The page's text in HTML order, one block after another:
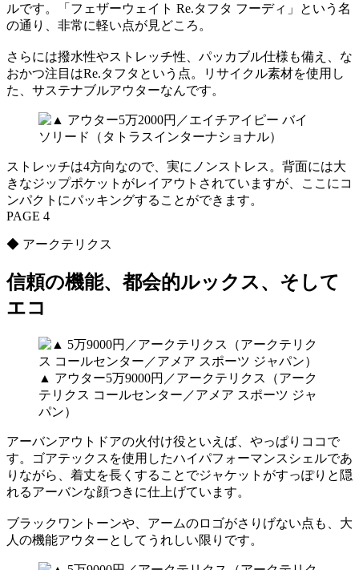
ルです。「フェザーウェイト Re.タフタ フーディ」という名
の通り、非常に軽い点が見どころ。
さらには撥水性やストレッチ性、パッカブル仕様も備え、な
おかつ注目はRe.タフタという点。リサイクル素材を使用し
た、サステナブルアウターなんです。
ストレッチは4方向なので、実にノンストレス。背面には大
きなジップポケットがレイアウトされていますが、ここにコ
ンパクトにパッキングすることができます。
PAGE 4
◆ アークテリクス
信頼の機能、都会的ルックス、そして
エコ
▲ アウター5万9000円／アークテリクス（アーク
テリクス コールセンター／アメア スポーツ ジャ
パン）
アーバンアウトドアの火付け役といえば、やっぱりココで
す。ゴアテックスを使用したハイパフォーマンスシェルであ
りながら、着丈を長くすることでジャケットがすっぽりと隠
れるアーバンな顔つきに仕上げています。
ブラックワントーンや、アームのロゴがさりげない点も、大
人の機能アウターとしてうれしい限りです。